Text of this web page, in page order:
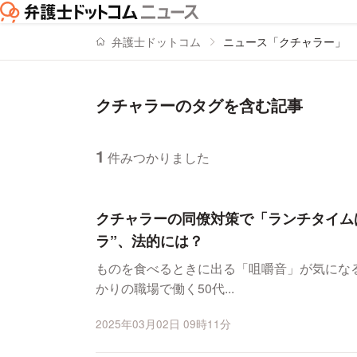
弁護士ドットコム ニュース「クチャラー」
クチャラーのタグを含む記事
1 件みつかりました
クチャラーの同僚対策で「ランチタイ
ラ”、法的には？
ものを食べるときに出る「咀嚼音」が気になる
かりの職場で働く50代...
2025年03月02日 09時11分